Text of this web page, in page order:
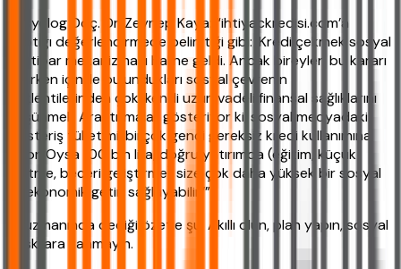
Sosyolog Doç. Dr. Zeynep Kaya: “ihtiyackredisi.com’a
yaptığı değerlendirmede belirttiği gibi: ‘Kredi çekmek sosyal
bir itibar mekanizması haline geldi. Ancak bireyler, bu kararı
verirken içinde bulundukları sosyal çevrenin
beklentilerinden çok, kendi uzun vadeli finansal sağlıklarını
düşünmeli. Araştırmalar gösteriyor ki, sosyal medyadaki
‘gösteriş tüketimi’ birçok genci gereksiz kredi kullanımına
itiyor. Oysa 100 bin lira, doğru yatırımda (eğitim, küçük
işletme, beceri geliştirme) size çok daha yüksek bir sosyal
ve ekonomik getiri sağlayabilir.’”
İki uzmanında dediği özetle şu: Akıllı olun, plan yapın, sosyal
baskılara kanmayın.